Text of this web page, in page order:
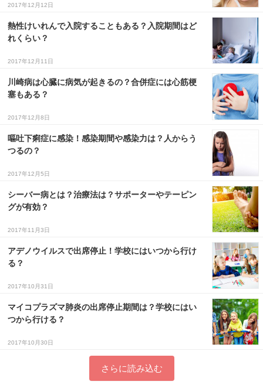
2017年12月12日
熱性けいれんで入院することもある？入院期間はど
れくらい？
2017年12月11日
川崎病は心臓に病気が起きるの？合併症には心筋梗
塞もある？
2017年12月8日
嘔吐下痢症に感染！感染期間や感染力は？人からう
つるの？
2017年12月5日
シーバー病とは？治療法は？サポーターやテーピン
グが有効？
2017年11月3日
アデノウイルスで出席停止！学校にはいつから行け
る？
2017年10月31日
マイコプラズマ肺炎の出席停止期間は？学校にはい
つから行ける？
2017年10月30日
さらに読み込む